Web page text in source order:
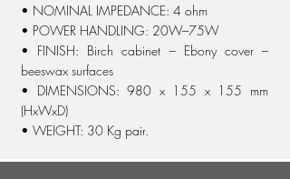
• NOMINAL IMPEDANCE: 4 ohm
• POWER HANDLING: 20W–75W
• FINISH: Birch cabinet – Ebony cover –
beeswax surfaces
• DIMENSIONS: 980 x 155 x 155 mm
(HxWxD)
• WEIGHT: 30 Kg pair.